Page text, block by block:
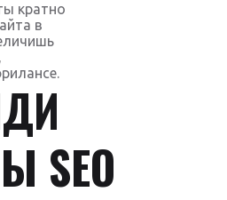
кратно
в
SEO